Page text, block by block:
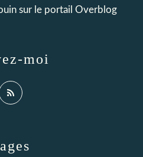
moi
sur le portail Overblog